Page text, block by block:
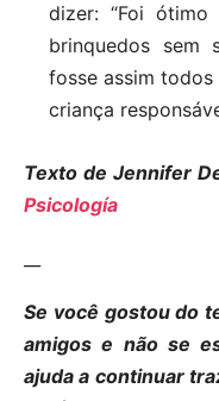
dizer: “Foi
brinquedos sem
fosse assim
criança
Texto de Jennifer
Psicología
Se você gostou do
amigos e não se
ajuda a continuar